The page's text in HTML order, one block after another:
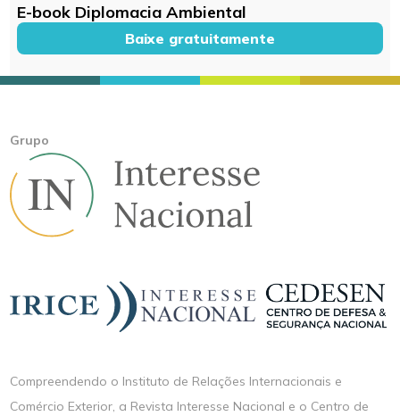
E-book Diplomacia Ambiental
Baixe gratuitamente
Grupo
Compreendendo o Instituto de Relações Internacionais e
Comércio Exterior, a Revista Interesse Nacional e o Centro de